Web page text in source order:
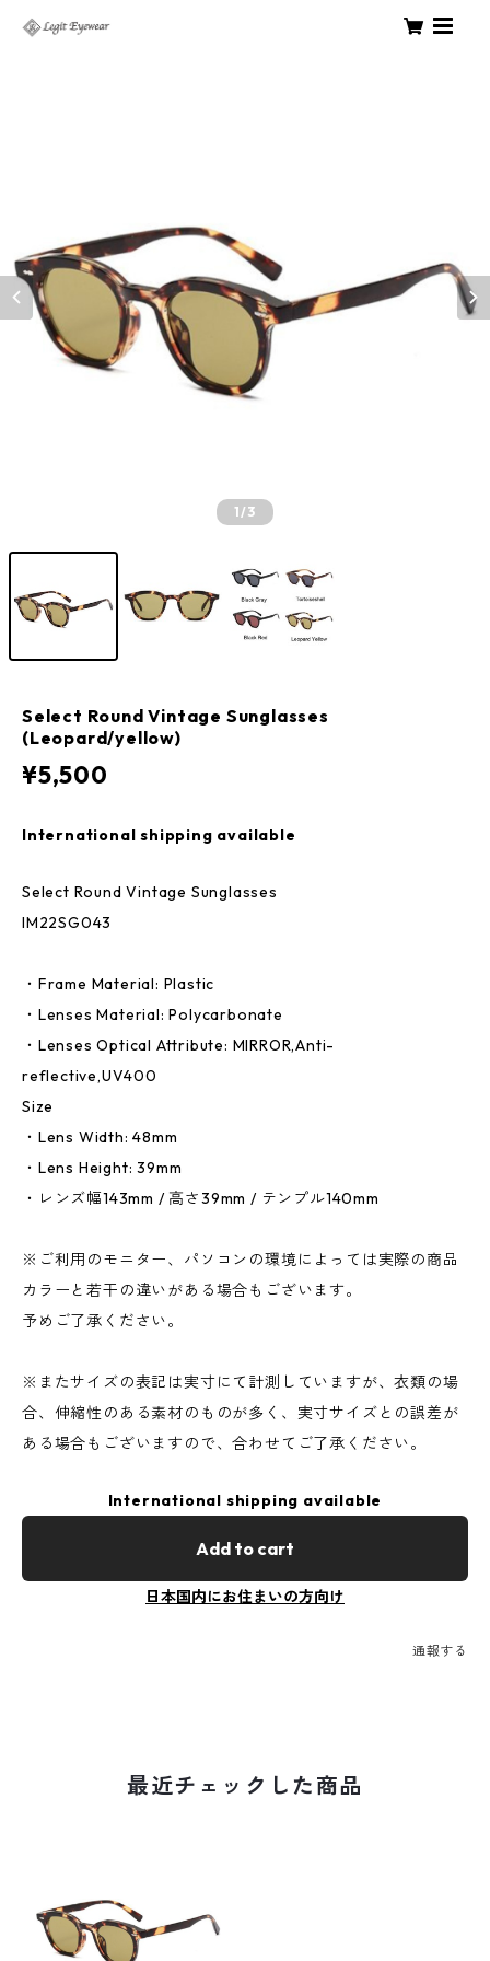
1/3
Select Round Vintage Sunglasses
(Leopard/yellow)
¥5,500
International shipping available
Select Round Vintage Sunglasses
IM22SG043
・Frame Material: Plastic
・Lenses Material: Polycarbonate
・Lenses Optical Attribute: MIRROR,Anti-
reflective,UV400
Size
・Lens Width: 48mm
・Lens Height: 39mm
・レンズ幅143mm / 高さ39mm / テンプル140mm
※ご利用のモニター、パソコンの環境によっては実際の商品
カラーと若干の違いがある場合もございます。
予めご了承ください。
※またサイズの表記は実寸にて計測していますが、衣類の場
合、伸縮性のある素材のものが多く、実寸サイズとの誤差が
ある場合もございますので、合わせてご了承ください。
International shipping available
Add to cart
日本国内にお住まいの方向け
通報する
最近チェックした商品